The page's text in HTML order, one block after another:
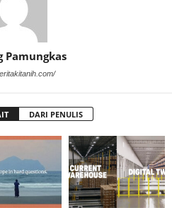
Pamungkas
DARI PENULIS